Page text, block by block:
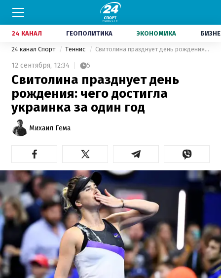
24 КАНАЛ ГЕОПОЛИТИКА ЭКОНОМИКА
24 канал Спорт Теннис Свитолина празднует день рождения: чего достигла украинка за один год
12 сентября, 12:34 5
Свитолина празднует день
рождения: чего достигла
украинка за один год
Михаил Гема